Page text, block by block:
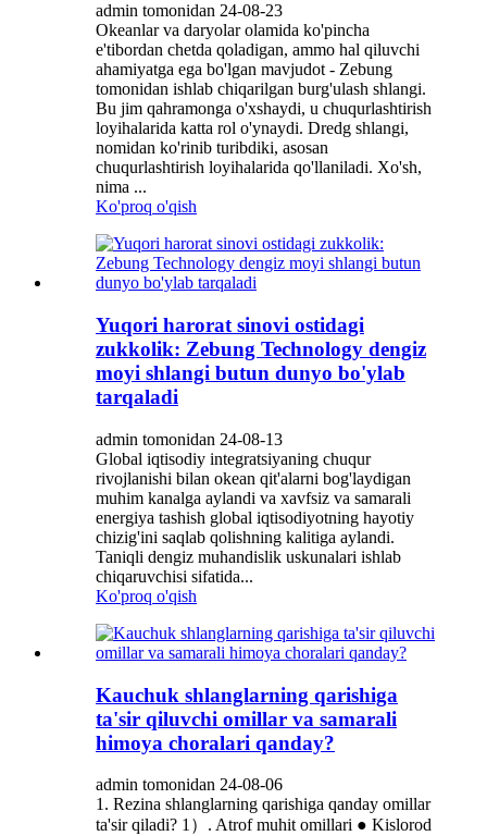
admin tomonidan 24-08-23
Okeanlar va daryolar olamida ko'pincha
e'tibordan chetda qoladigan, ammo hal qiluvchi
ahamiyatga ega bo'lgan mavjudot - Zebung
tomonidan ishlab chiqarilgan burg'ulash shlangi.
Bu jim qahramonga o'xshaydi, u chuqurlashtirish
loyihalarida katta rol o'ynaydi. Dredg shlangi,
nomidan ko'rinib turibdiki, asosan
chuqurlashtirish loyihalarida qo'llaniladi. Xo'sh,
nima ...
Ko'proq o'qish
Yuqori harorat sinovi ostidagi
zukkolik: Zebung Technology dengiz
moyi shlangi butun dunyo bo'ylab
tarqaladi
admin tomonidan 24-08-13
Global iqtisodiy integratsiyaning chuqur
rivojlanishi bilan okean qit'alarni bog'laydigan
muhim kanalga aylandi va xavfsiz va samarali
energiya tashish global iqtisodiyotning hayotiy
chizig'ini saqlab qolishning kalitiga aylandi.
Taniqli dengiz muhandislik uskunalari ishlab
chiqaruvchisi sifatida...
Ko'proq o'qish
Kauchuk shlanglarning qarishiga
ta'sir qiluvchi omillar va samarali
himoya choralari qanday?
admin tomonidan 24-08-06
1. Rezina shlanglarning qarishiga qanday omillar
ta'sir qiladi? 1）. Atrof muhit omillari ● Kislorod